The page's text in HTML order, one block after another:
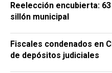
Reelección encubierta:
sillón municipal
Fiscales condenados en
de depósitos judiciales